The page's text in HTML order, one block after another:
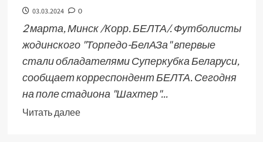
03.03.2024 0
2 марта, Минск /Корр. БЕЛТА/. Футболисты
жодинского "Торпедо-БелАЗа" впервые
стали обладателями Суперкубка Беларуси,
сообщает корреспондент БЕЛТА. Сегодня
на поле стадиона "Шахтер"...
Читать далее